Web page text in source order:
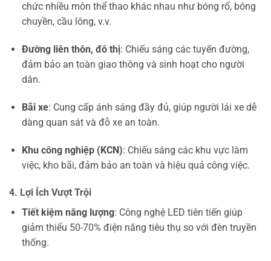
chức nhiều môn thể thao khác nhau như bóng rổ, bóng
chuyền, cầu lông, v.v.
Đường liên thôn, đô thị: Chiếu sáng các tuyến đường,
đảm bảo an toàn giao thông và sinh hoạt cho người
dân.
Bãi xe: Cung cấp ánh sáng đầy đủ, giúp người lái xe dễ
dàng quan sát và đỗ xe an toàn.
Khu công nghiệp (KCN): Chiếu sáng các khu vực làm
việc, kho bãi, đảm bảo an toàn và hiệu quả công việc.
4. Lợi Ích Vượt Trội
Tiết kiệm năng lượng: Công nghệ LED tiên tiến giúp
giảm thiểu 50-70% điện năng tiêu thụ so với đèn truyền
thống.